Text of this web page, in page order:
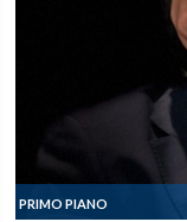
PRIMO PIANO